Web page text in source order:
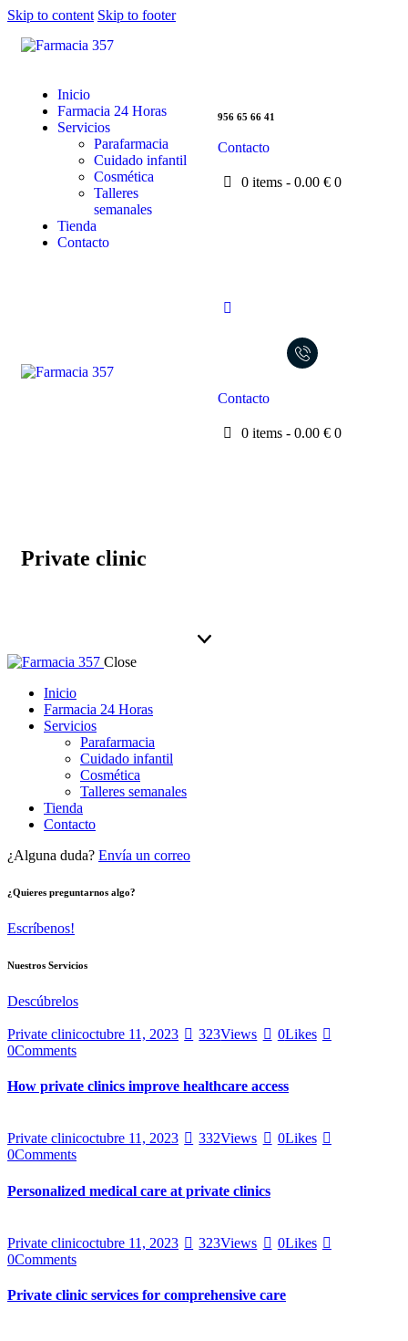
Skip to content Skip to footer
Inicio
Farmacia 24 Horas
Servicios
Parafarmacia
Cuidado infantil
Cosmética
Talleres
semanales
Tienda
Contacto
956 65 66 41
Contacto
0 items -0.00 € 0
Contacto
0 items -0.00 € 0
Private clinic
Close
Inicio
Farmacia 24 Horas
Servicios
Parafarmacia
Cuidado infantil
Cosmética
Talleres semanales
Tienda
Contacto
¿Alguna duda? Envía un correo
¿Quieres preguntarnos algo?
Escríbenos!
Nuestros Servicios
Descúbrelos
Private clinicoctubre 11, 2023 323Views 0Likes
0Comments
How private clinics improve healthcare access
Private clinicoctubre 11, 2023 332Views 0Likes
0Comments
Personalized medical care at private clinics
Private clinicoctubre 11, 2023 323Views 0Likes
0Comments
Private clinic services for comprehensive care